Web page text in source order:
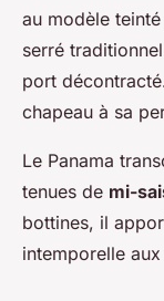
au modèle
serré
port
chapeau à sa
Le Panama
tenues de mi-
bottines, il
intemporelle